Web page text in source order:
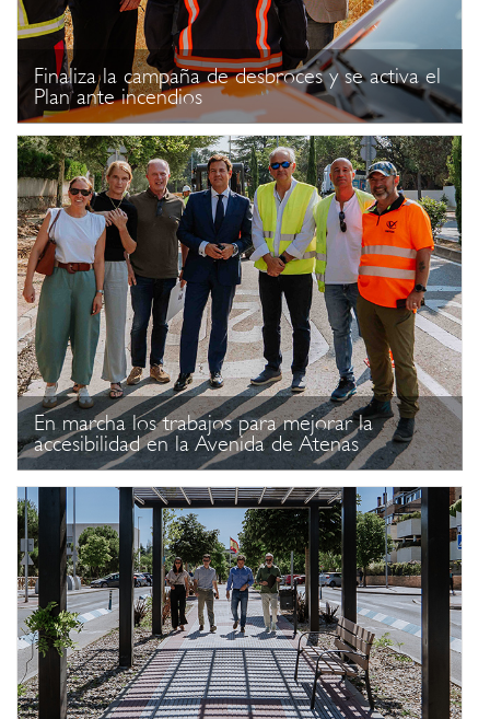
Finaliza la campaña de desbroces y se activa el
Plan ante incendios
En marcha los trabajos para mejorar la
accesibilidad en la Avenida de Atenas